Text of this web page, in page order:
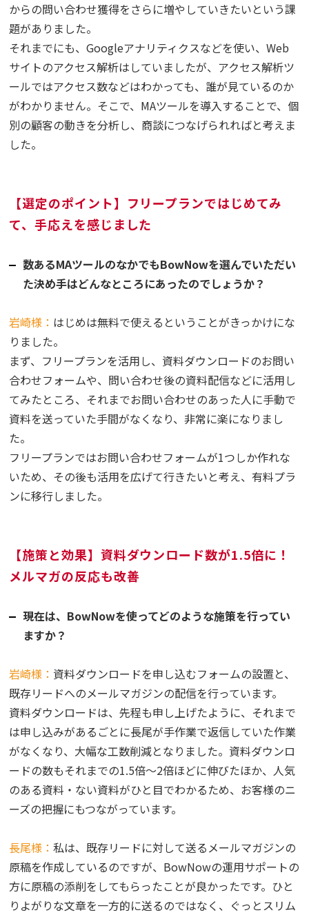
からの問い合わせ獲得をさらに増やしていきたいという課
題がありました。
それまでにも、Googleアナリティクスなどを使い、Web
サイトのアクセス解析はしていましたが、アクセス解析ツ
ールではアクセス数などはわかっても、誰が見ているのか
がわかりません。そこで、MAツールを導入することで、個
別の顧客の動きを分析し、商談につなげられればと考えま
した。
【選定のポイント】フリープランではじめてみ
て、手応えを感じました
数あるMAツールのなかでもBowNowを選んでいただい
た決め手はどんなところにあったのでしょうか？
岩崎様： はじめは無料で使えるということがきっかけにな
りました。
まず、フリープランを活用し、資料ダウンロードのお問い
合わせフォームや、問い合わせ後の資料配信などに活用し
てみたところ、それまでお問い合わせのあった人に手動で
資料を送っていた手間がなくなり、非常に楽になりまし
た。
フリープランではお問い合わせフォームが1つしか作れな
いため、その後も活用を広げて行きたいと考え、有料プラ
ンに移行しました。
【施策と効果】資料ダウンロード数が1.5倍に！
メルマガの反応も改善
現在は、BowNowを使ってどのような施策を行ってい
ますか？
岩崎様： 資料ダウンロードを申し込むフォームの設置と、
既存リードへのメールマガジンの配信を行っています。
資料ダウンロードは、先程も申し上げたように、それまで
は申し込みがあるごとに長尾が手作業で返信していた作業
がなくなり、大幅な工数削減となりました。資料ダウンロ
ードの数もそれまでの1.5倍～2倍ほどに伸びたほか、人気
のある資料・ない資料がひと目でわかるため、お客様のニ
ーズの把握にもつながっています。
長尾様：私は、既存リードに対して送るメールマガジンの
原稿を作成しているのですが、BowNowの運用サポートの
方に原稿の添削をしてもらったことが良かったです。ひと
りよがりな文章を一方的に送るのではなく、ぐっとスリム